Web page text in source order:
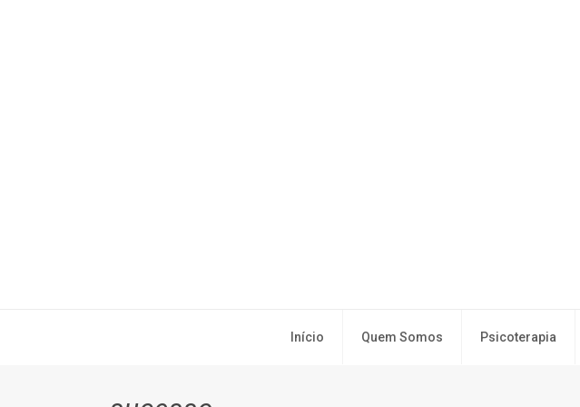
Início Quem Somos Psicoterapia